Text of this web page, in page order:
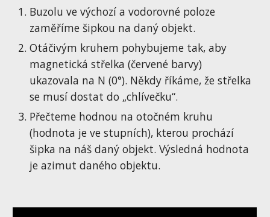
Buzolu ve výchozí a vodorovné poloze
zaměříme šipkou na daný objekt.
Otáčivým kruhem pohybujeme tak, aby
magnetická střelka (červené barvy)
ukazovala na N (0°). Někdy říkáme, že střelka
se musí dostat do „chlívečku“.
Přečteme hodnou na otočném kruhu
(hodnota je ve stupních), kterou prochází
šipka na náš daný objekt. Výsledná hodnota
je azimut daného objektu.